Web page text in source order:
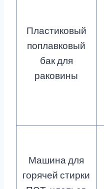
Пластиковый
поплавковый
бак для
раковины
Машина для
горячей стирки